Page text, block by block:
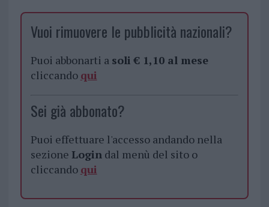
Vuoi rimuovere le pubblicità nazionali?
Puoi abbonarti a soli € 1,10 al mese
cliccando qui
Sei già abbonato?
Puoi effettuare l'accesso andando nella
sezione Login dal menù del sito o
cliccando qui